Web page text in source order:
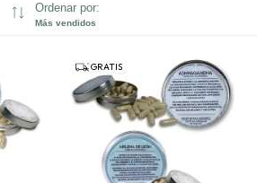
Ordenar por:
Más vendidos
GRATIS